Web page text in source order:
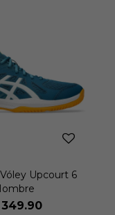
Upcourt 6
349.90